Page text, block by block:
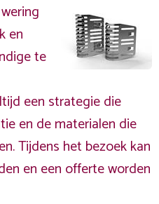
en
te
een strategie die
en de materialen die
Tijdens het bezoek kan
en een offerte worden